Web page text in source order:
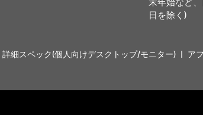
日を除く)
詳細スペック(個人向けデスクトップ/モニター) ア